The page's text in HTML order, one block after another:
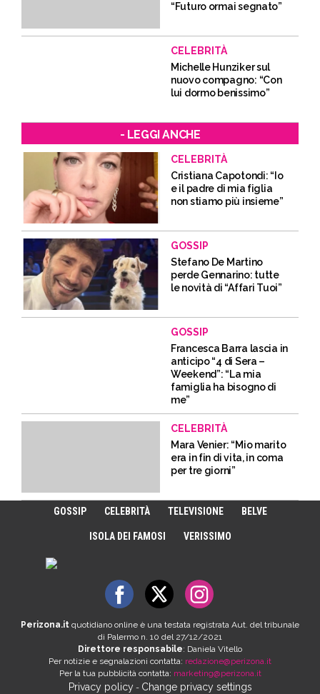
“Futuro ormai segnato”
CELEBRITÀ
Michelle Hunziker sul
nuovo compagno: “Con
lui dormo benissimo”
- LEGGI ANCHE
CELEBRITÀ
Cristiana Capotondi: “Io
e il padre di mia figlia
non stiamo più insieme”
GOSSIP
Stefano De Martino
perde Gennarino: tutte
le novità di “Affari Tuoi”
GOSSIP
Francesca Barra lascia in
anticipo “4 di Sera –
Weekend”: “La mia
famiglia ha bisogno di
me”
CELEBRITÀ
Mara Venier: “Mio marito
era in fin di vita, in coma
per tre giorni”
GOSSIP CELEBRITÀ TELEVISIONE BELVE
ISOLA DEI FAMOSI VERISSIMO
Perizona.it quotidiano online è una testata registrata Aut. del tribunale
di Palermo n. 10 del 27/12/2021
Direttore responsabile: Daniela Vitello
Per notizie e segnalazioni contatta: redazione@perizona.it
Per la tua pubblicità contatta: marketing@perizona.it
Privacy policy- Change privacy settings